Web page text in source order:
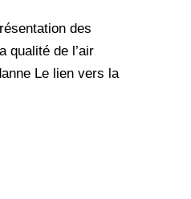
des
qualité de l’air
Le lien vers la